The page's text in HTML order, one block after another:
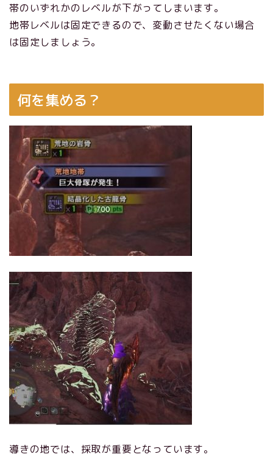
帯のいずれかのレベルが下がってしまいます。
地帯レベルは固定できるので、変動させたくない場合
は固定しましょう。
何を集める？
導きの地では、採取が重要となっています。